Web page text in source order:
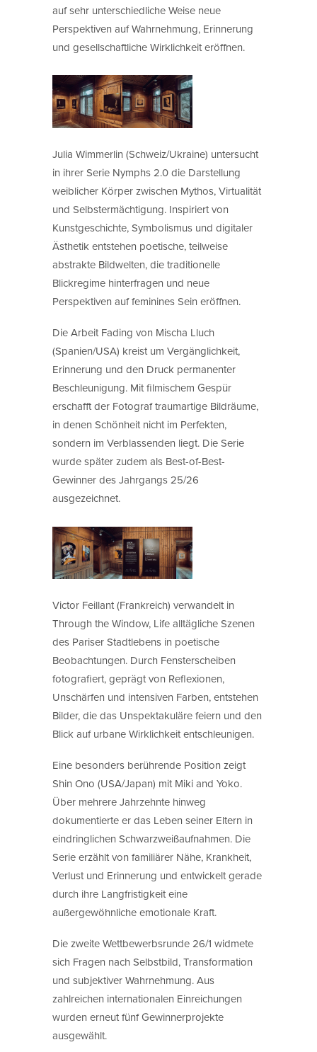
auf sehr unterschiedliche Weise neue
Perspektiven auf Wahrnehmung, Erinnerung
und gesellschaftliche Wirklichkeit eröffnen.
Julia Wimmerlin (Schweiz/Ukraine) untersucht
in ihrer Serie Nymphs 2.0 die Darstellung
weiblicher Körper zwischen Mythos, Virtualität
und Selbstermächtigung. Inspiriert von
Kunstgeschichte, Symbolismus und digitaler
Ästhetik entstehen poetische, teilweise
abstrakte Bildwelten, die traditionelle
Blickregime hinterfragen und neue
Perspektiven auf feminines Sein eröffnen.
Die Arbeit Fading von Mischa Lluch
(Spanien/USA) kreist um Vergänglichkeit,
Erinnerung und den Druck permanenter
Beschleunigung. Mit filmischem Gespür
erschafft der Fotograf traumartige Bildräume,
in denen Schönheit nicht im Perfekten,
sondern im Verblassenden liegt. Die Serie
wurde später zudem als Best-of-Best-
Gewinner des Jahrgangs 25/26
ausgezeichnet.
Victor Feillant (Frankreich) verwandelt in
Through the Window, Life alltägliche Szenen
des Pariser Stadtlebens in poetische
Beobachtungen. Durch Fensterscheiben
fotografiert, geprägt von Reflexionen,
Unschärfen und intensiven Farben, entstehen
Bilder, die das Unspektakuläre feiern und den
Blick auf urbane Wirklichkeit entschleunigen.
Eine besonders berührende Position zeigt
Shin Ono (USA/Japan) mit Miki and Yoko.
Über mehrere Jahrzehnte hinweg
dokumentierte er das Leben seiner Eltern in
eindringlichen Schwarzweißaufnahmen. Die
Serie erzählt von familiärer Nähe, Krankheit,
Verlust und Erinnerung und entwickelt gerade
durch ihre Langfristigkeit eine
außergewöhnliche emotionale Kraft.
Die zweite Wettbewerbsrunde 26/1 widmete
sich Fragen nach Selbstbild, Transformation
und subjektiver Wahrnehmung. Aus
zahlreichen internationalen Einreichungen
wurden erneut fünf Gewinnerprojekte
ausgewählt.